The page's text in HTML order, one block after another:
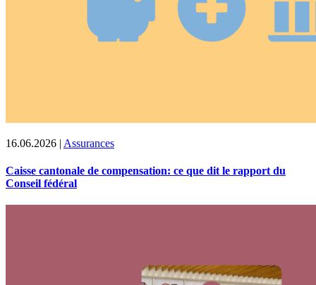
16.06.2026 | Assurances
Caisse cantonale de compensation: ce que dit le rapport du
Conseil fédéral